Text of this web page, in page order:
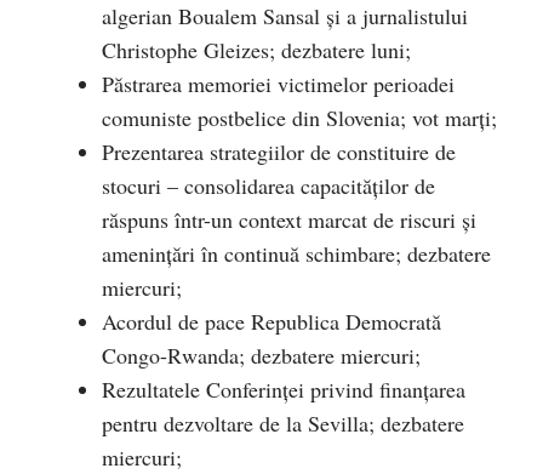
algerian Boualem Sansal și a jurnalistului
Christophe Gleizes; dezbatere luni;
Păstrarea memoriei victimelor perioadei
comuniste postbelice din Slovenia; vot marți;
Prezentarea strategiilor de constituire de
stocuri – consolidarea capacităților de
răspuns într-un context marcat de riscuri și
amenințări în continuă schimbare; dezbatere
miercuri;
Acordul de pace Republica Democrată
Congo-Rwanda; dezbatere miercuri;
Rezultatele Conferinței privind finanțarea
pentru dezvoltare de la Sevilla; dezbatere
miercuri;